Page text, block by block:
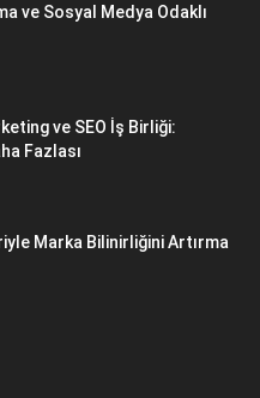
ve Sosyal Medya Odaklı
ve SEO İş Birliği:
Fazlası
Marka Bilinirliğini Artırma